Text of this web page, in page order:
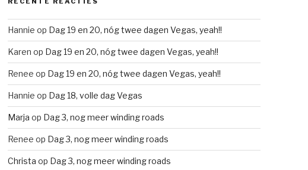
Hannie op Dag 19 en 20, nóg twee dagen Vegas, yeah!!
Karen op Dag 19 en 20, nóg twee dagen Vegas, yeah!!
Renee op Dag 19 en 20, nóg twee dagen Vegas, yeah!!
Hannie op Dag 18, volle dag Vegas
Marja op Dag 3, nog meer winding roads
Renee op Dag 3, nog meer winding roads
Christa op Dag 3, nog meer winding roads